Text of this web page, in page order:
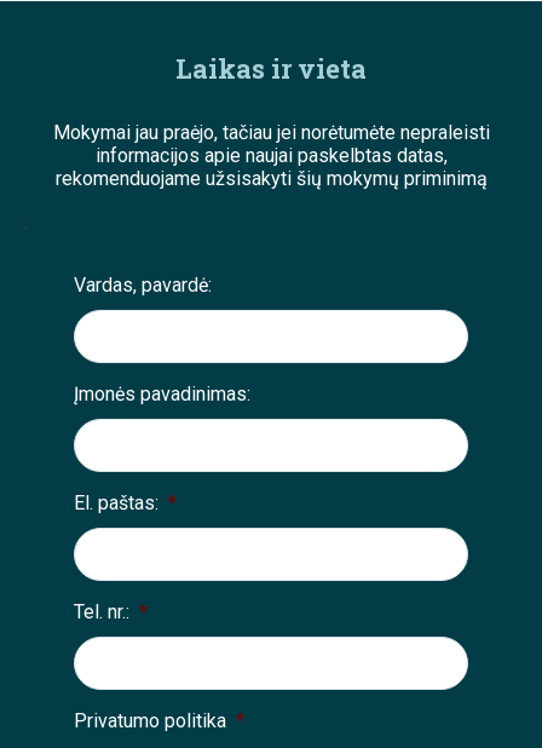
Laikas ir vieta
Mokymai jau praėjo, tačiau jei norėtumėte nepraleisti
informacijos apie naujai paskelbtas datas,
rekomenduojame užsisakyti šių mokymų priminimą
;
Vardas, pavardė:
Įmonės pavadinimas:
El. paštas: *
Tel. nr.: *
Privatumo politika *